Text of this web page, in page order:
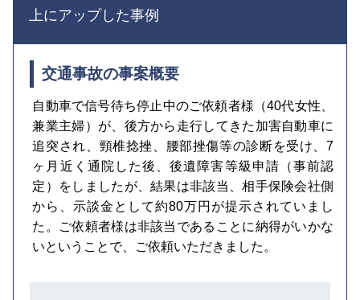
上にアップした事例
交通事故の事案概要
自動車で信号待ち停止中のご依頼者様（40代女性、
兼業主婦）が、後方から走行してきた加害自動車に
追突され、頸椎捻挫、腰部挫傷等の診断を受け、7
ヶ月近く通院した後、後遺障害等級申請（事前認
定）をしましたが、結果は非該当、相手保険会社側
から、示談金として約80万円が提示されていまし
た。ご依頼者様は非該当であることに納得がいかな
いということで、ご依頼いただきました。